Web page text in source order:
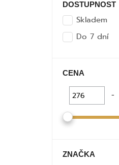
DOSTUPNOST
Skladem
Do 7 dní
CENA
-
ZNAČKA